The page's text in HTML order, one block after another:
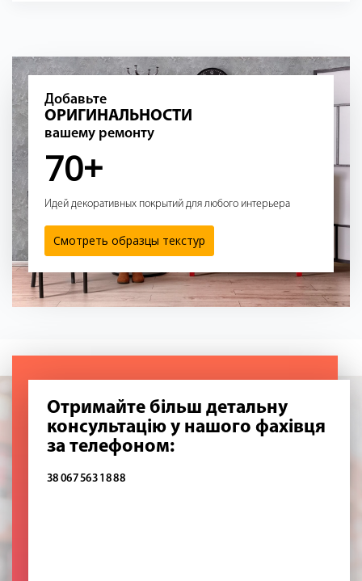
Добавьте
ОРИГИНАЛЬНОСТИ
вашему ремонту
70+
Идей декоративных покрытий для любого интерьера
Смотреть образцы текстур
Отримайте більш детальну
консультацію у нашого фахівця
за телефоном:
38 067 563 18 88